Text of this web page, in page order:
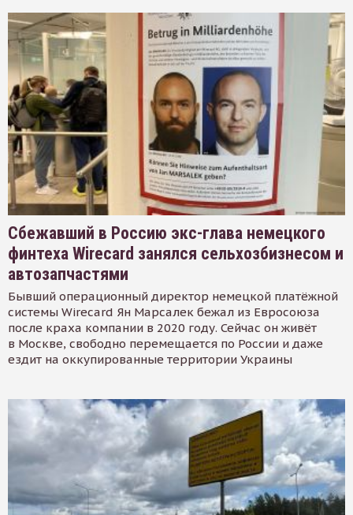
Сбежавший в Россию экс-глава немецкого
финтеха Wirecard занялся сельхозбизнесом и
автозапчастями
Бывший операционный директор немецкой платёжной
системы Wirecard Ян Марсалек бежал из Евросоюза
после краха компании в 2020 году. Сейчас он живёт
в Москве, свободно перемещается по России и даже
ездит на оккупированные территории Украины